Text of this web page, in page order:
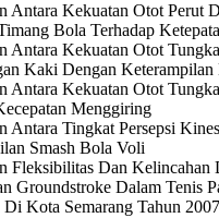
Antara Kekuatan Otot Perut
Bola Terhadap
Antara Kekuatan Otot
Kaki Dengan
Antara Kekuatan Otot
Menggiring
Antara Tingkat Persepsi
Smash Bola Voli
Fleksibilitas Dan Kelincahan
Groundstroke Dalam Tenis
Di Kota Semarang Tahun 2007